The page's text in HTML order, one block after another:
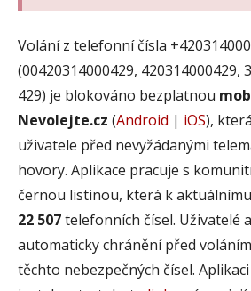
Volání z telefonní čísla
(00420314000429, 420314000429,
429) je blokováno bezplatnou
Nevolejte.cz (Android | iOS),
uživatele před nevyžádanými
hovory. Aplikace pracuje s
černou listinou, která k
22 507telefonních čísel. Uživatelé
automaticky chránění před
těchto nebezpečných čísel.